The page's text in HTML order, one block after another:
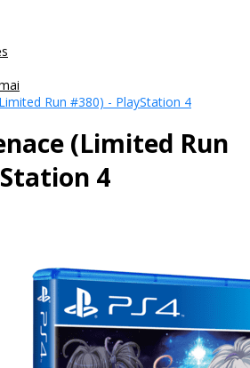
Run #380) - PlayStation 4
(Limited Run
4